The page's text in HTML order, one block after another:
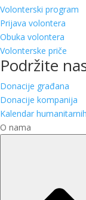
Volonterski program
Prijava volontera
Obuka volontera
Volonterske priče
Podržite
Donacije građana
Donacije kompanija
Kalendar
O nama